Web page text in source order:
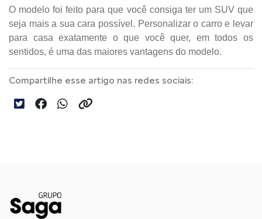
O modelo foi feito para que você consiga ter um SUV que
seja mais a sua cara possível. Personalizar o carro e levar
para casa exatamente o que você quer, em todos os
sentidos, é uma das maiores vantagens do modelo.
Compartilhe esse artigo nas redes sociais: